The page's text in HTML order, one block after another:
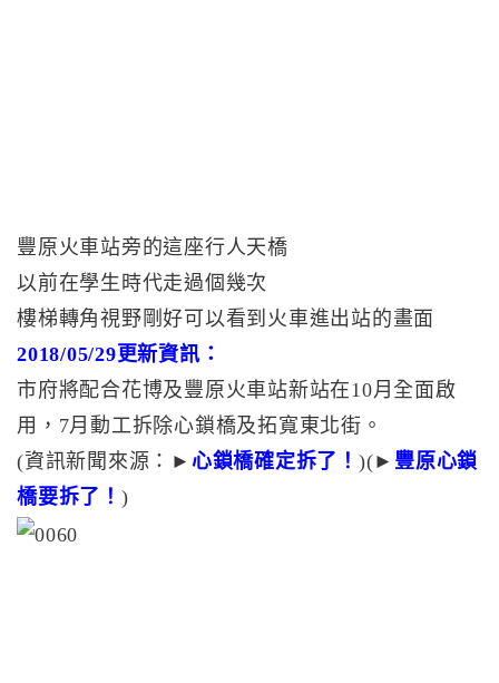
豐原火車站旁的這座行人天橋
以前在學生時代走過個幾次
樓梯轉角視野剛好可以看到火車進出站的畫面
2018/05/29更新資訊：
市府將配合花博及豐原火車站新站在10月全面啟
用，7月動工拆除心鎖橋及拓寬東北街。
(資訊新聞來源：► 心鎖橋確定拆了！ )(► 豐原心鎖
橋要拆了！ )